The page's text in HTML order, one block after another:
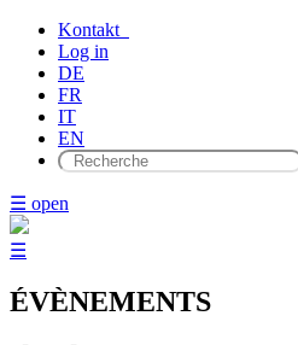
Kontakt
Log in
DE
FR
IT
EN
☰ open
☰
ÉVÈNEMENTS